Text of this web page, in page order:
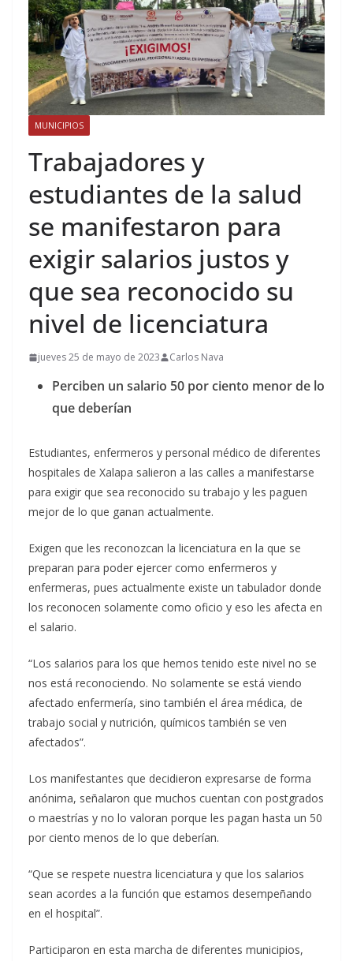
MUNICIPIOS
Trabajadores y
estudiantes de la salud
se manifestaron para
exigir salarios justos y
que sea reconocido su
nivel de licenciatura
jueves 25 de mayo de 2023 Carlos Nava
Perciben un salario 50 por ciento menor de lo
que deberían
Estudiantes, enfermeros y personal médico de diferentes
hospitales de Xalapa salieron a las calles a manifestarse
para exigir que sea reconocido su trabajo y les paguen
mejor de lo que ganan actualmente.
Exigen que les reconozcan la licenciatura en la que se
preparan para poder ejercer como enfermeros y
enfermeras, pues actualmente existe un tabulador donde
los reconocen solamente como oficio y eso les afecta en
el salario.
“Los salarios para los que hemos tenido este nivel no se
nos está reconociendo. No solamente se está viendo
afectado enfermería, sino también el área médica, de
trabajo social y nutrición, químicos también se ven
afectados”.
Los manifestantes que decidieron expresarse de forma
anónima, señalaron que muchos cuentan con postgrados
o maestrías y no lo valoran porque les pagan hasta un 50
por ciento menos de lo que deberían.
“Que se respete nuestra licenciatura y que los salarios
sean acordes a la función que estamos desempeñando
en el hospital”.
Participaron en esta marcha de diferentes municipios,